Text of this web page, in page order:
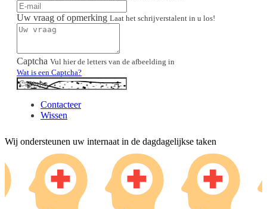
Uw vraag of opmerking Laat het schrijverstalent in u los!
Captcha Vul hier de letters van de afbeelding in
Wat is een Captcha?
Contacteer
Wissen
Wij ondersteunen uw internaat in de dagdagelijkse taken